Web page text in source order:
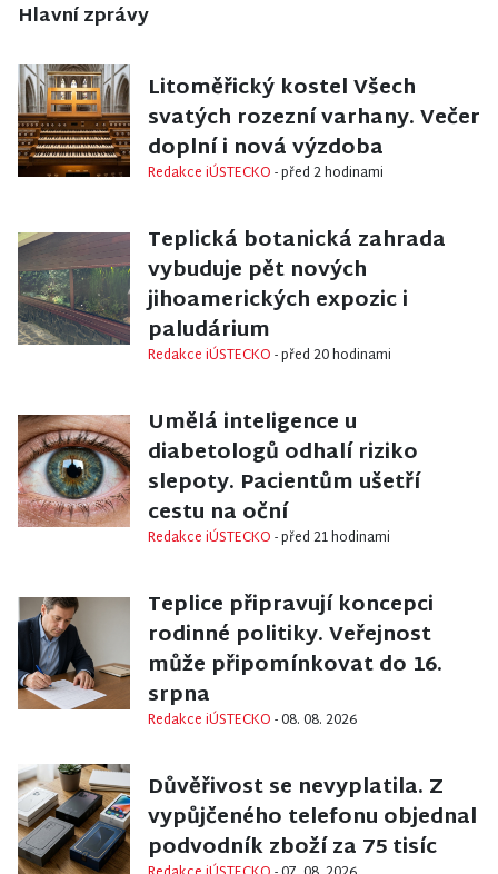
Hlavní zprávy
Litoměřický kostel Všech
svatých rozezní varhany. Večer
doplní i nová výzdoba
Redakce iÚSTECKO- před 2 hodinami
Teplická botanická zahrada
vybuduje pět nových
jihoamerických expozic i
paludárium
Redakce iÚSTECKO- před 20 hodinami
Umělá inteligence u
diabetologů odhalí riziko
slepoty. Pacientům ušetří
cestu na oční
Redakce iÚSTECKO- před 21 hodinami
Teplice připravují koncepci
rodinné politiky. Veřejnost
může připomínkovat do 16.
srpna
Redakce iÚSTECKO- 08. 08. 2026
Důvěřivost se nevyplatila. Z
vypůjčeného telefonu objednal
podvodník zboží za 75 tisíc